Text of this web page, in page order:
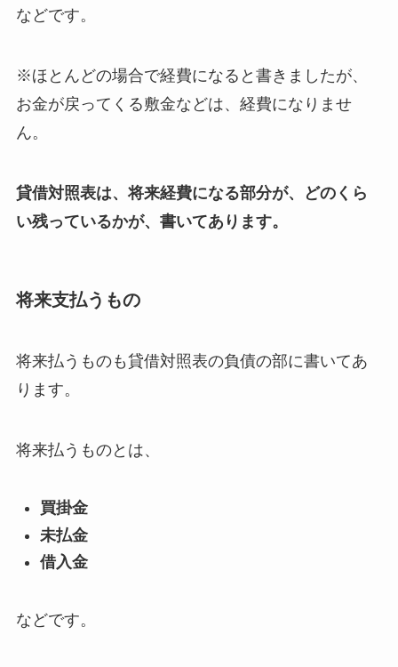
などです。
※ほとんどの場合で経費になると書きましたが、
お金が戻ってくる敷金などは、経費になりませ
ん。
貸借対照表は、将来経費になる部分が、どのくら
い残っているかが、書いてあります。
将来支払うもの
将来払うものも貸借対照表の負債の部に書いてあ
ります。
将来払うものとは、
買掛金
未払金
借入金
などです。